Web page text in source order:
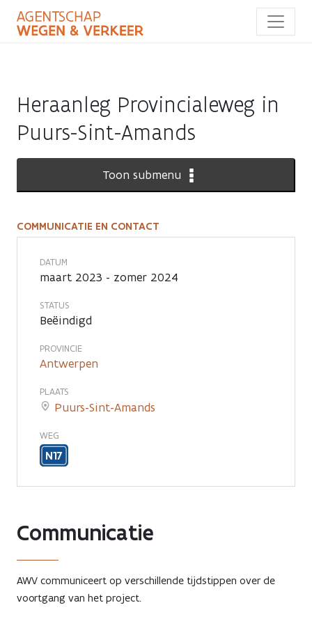
naar
Heraanleg Provincialeweg in
Puurs-Sint-Amands
Toon submenu
Communicatie
contact
COMMUNICATIE EN CONTACT
DATUM
maart 2023 - zomer 2024
STATUS
Beëindigd
PROVINCIE
Antwerpen
PLAATS
Puurs-Sint-Amands
WEG
N17
Communicatie
AWV communiceert op verschillende tijdstippen over de
voortgang van het project.